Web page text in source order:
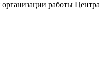
работы Центра